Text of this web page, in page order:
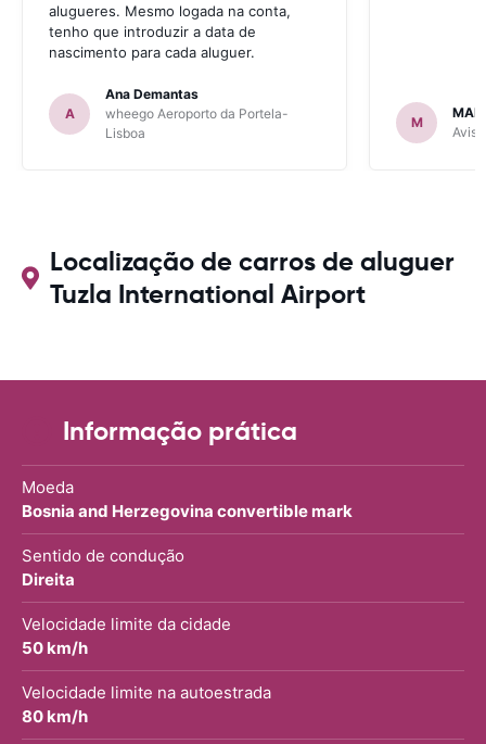
alugueres. Mesmo logada na conta,
tenho que introduzir a data de
nascimento para cada aluguer.
A
Ana Demantas
wheego Aeroporto da Portela-
Lisboa
M
Avis
Localização de carros de aluguer
Tuzla International Airport
Informação prática
Moeda
Bosnia and Herzegovina convertible mark
Sentido de condução
Direita
Velocidade limite da cidade
50 km/h
Velocidade limite na autoestrada
80 km/h